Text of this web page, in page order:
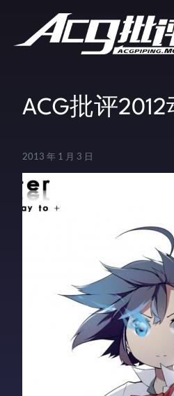
ACG批评
2013 年 1 月 3 日